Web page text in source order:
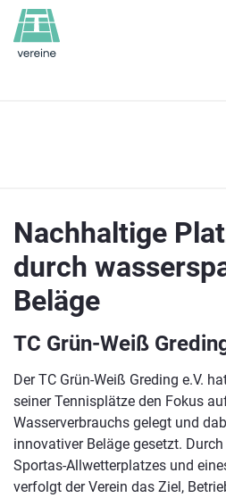
Nachhaltige
durch
Beläge
TC Grün-Weiß
Der TC Grün-Weiß Greding e.V.
seiner Tennisplätze den Fokus
Wasserverbrauchs gelegt und
innovativer Beläge gesetzt.
Sportas-Allwetterplatzes und
verfolgt der Verein das Ziel,